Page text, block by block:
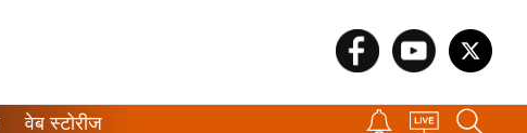
वेब स्टोरीज